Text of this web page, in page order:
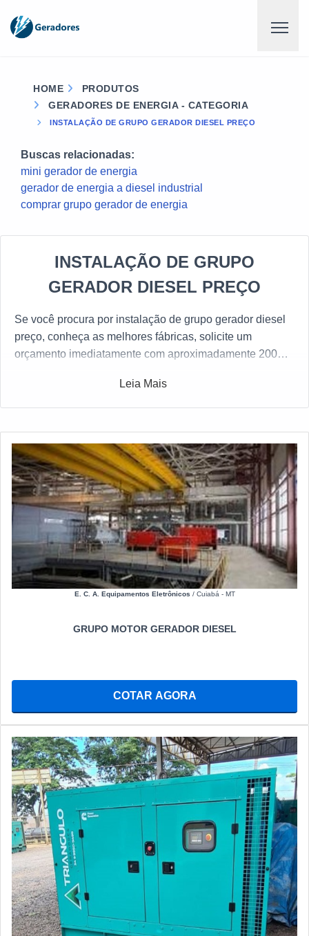
HOME
PRODUTOS
GERADORES DE ENERGIA - CATEGORIA
INSTALAÇÃO DE GRUPO GERADOR DIESEL PREÇO
Buscas relacionadas:
mini gerador de energia
gerador de energia a diesel industrial
comprar grupo gerador de energia
INSTALAÇÃO DE GRUPO
GERADOR DIESEL PREÇO
Se você procura por instalação de grupo gerador diesel
preço, conheça as melhores fábricas, solicite um
orçamento imediatamente com aproximadamente 200
Leia Mais
E. C. A. Equipamentos Eletrônicos / Cuiabá - MT
GRUPO MOTOR GERADOR DIESEL
COTAR AGORA